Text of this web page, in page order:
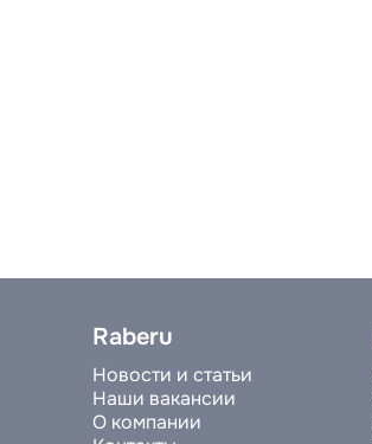
Raberu
Новости и статьи
Наши вакансии
О компании